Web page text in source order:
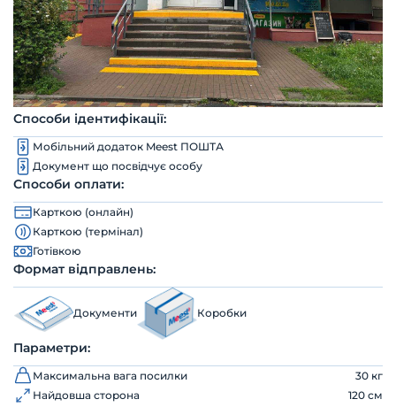
Способи ідентифікації:
Мобільний додаток Meest ПОШТА
Документ що посвідчує особу
Способи оплати:
Карткою (онлайн)
Карткою (термінал)
Готівкою
Формат відправлень:
Документи Коробки
Параметри:
Максимальна вага посилки
30 кг
Найдовша сторона
120 см